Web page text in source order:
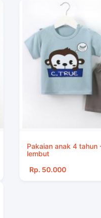
Pakaian anak 4 tahun
lembut
Rp. 50.000